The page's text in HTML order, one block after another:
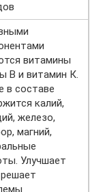
витамины
В и витамин К.
в составе
калий,
железо,
магний,
Улучшает